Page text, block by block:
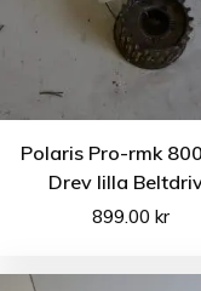
Polaris Pro-rmk
Drev lilla
899.00kr